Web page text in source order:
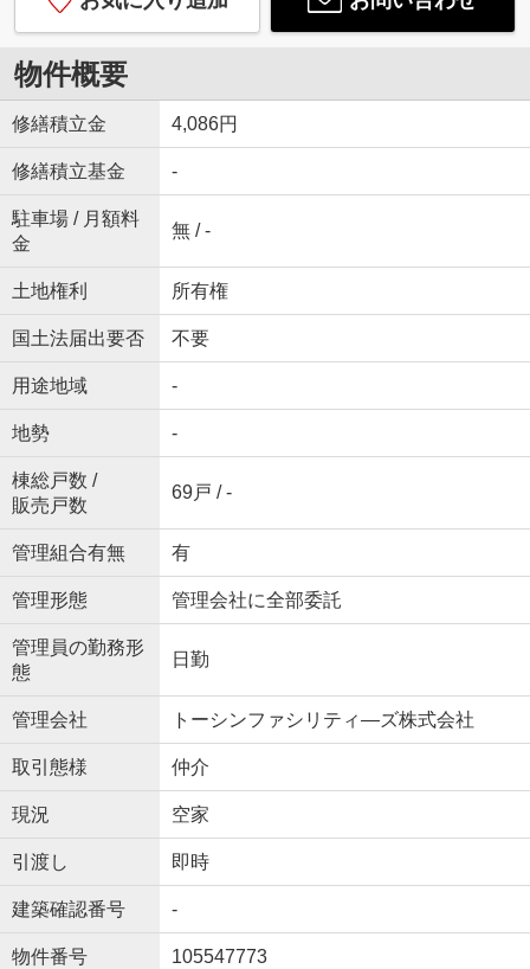
物件概要
修繕積立金 4,086円
修繕積立基金 -
駐車場 / 月額料
金
無 / -
土地権利 所有権
国土法届出要否 不要
用途地域 -
地勢 -
棟総戸数 /
販売戸数
69戸 / -
管理組合有無 有
管理形態 管理会社に全部委託
管理員の勤務形
態
日勤
管理会社 トーシンファシリティ―ズ株式会社
取引態様 仲介
現況 空家
引渡し 即時
建築確認番号 -
物件番号 105547773